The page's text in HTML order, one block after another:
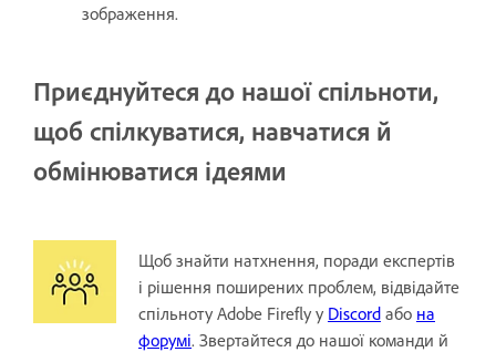
зображення.
Приєднуйтеся до нашої спільноти,
щоб спілкуватися, навчатися й
обмінюватися ідеями
Щоб знайти натхнення, поради експертів
і рішення поширених проблем, відвідайте
спільноту Adobe Firefly у Discord або на
форумі. Звертайтеся до нашої команди й